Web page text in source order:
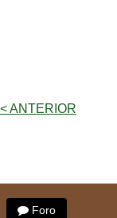
< ANTERIOR
Foro